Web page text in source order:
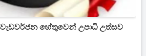
හේතුවෙන් උපාධි උත්සව